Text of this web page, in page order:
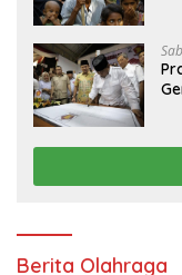
Berita Olahraga